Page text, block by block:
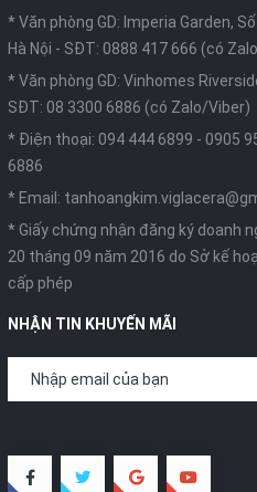
* Văn phòng GD: Imperia Garden,
Hà Nội - SĐT: 0888 417 666 (có
* Văn phòng GD: Vinhomes
SĐT: 08 3300 6886 (có Zalo/Viber)
* Điện thoại: 094 444 6899 - 0905
6886
* Email:
* Giấy chứng nhận đăng ký doanh
20 tháng 09 năm 2016 do Sở kế
cấp phép
NHẬN TIN KHUYẾN MÃI